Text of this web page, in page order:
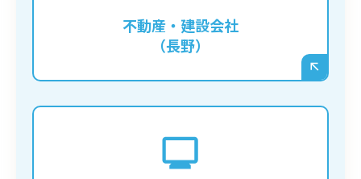
不動産・建設会社
（長野）
きるような、複雑な機能を持つサイトを構築
する場合に必須となります。
IR情報、採用情報、複数の事業紹介など、多
くの情報を整理して発信する必要がある企業